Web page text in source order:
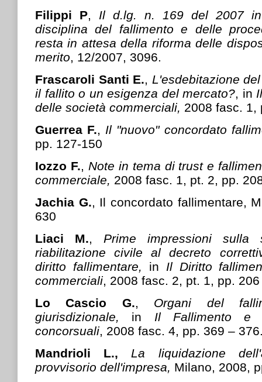
Filippi P, Il d.lg. n. 169 del 2007
disciplina del fallimento e delle
resta in attesa della riforma delle
merito, 12/2007, 3096.
Frascaroli Santi E., L'esdebitazione
il fallito o un esigenza del mercato?, in
delle società commerciali, 2008 fasc. 1,
Guerrea F., Il "nuovo" concordato
pp. 127-150
Iozzo F., Note in tema di trust e
commerciale, 2008 fasc. 1, pt. 2, pp.
Jachia G., Il concordato fallimentare,
630
Liaci M., Prime impressioni sulla
riabilitazione civile al decreto
diritto fallimentare, in Il Diritto
commerciali, 2008 fasc. 2, pt. 1, pp.
Lo Cascio G., Organi del
giurisdizionale, in Il Fallimento e
concorsuali, 2008 fasc. 4, pp. 369 –
Mandrioli L.,
La liquidazione
provvisorio dell'impresa, Milano, 2008,